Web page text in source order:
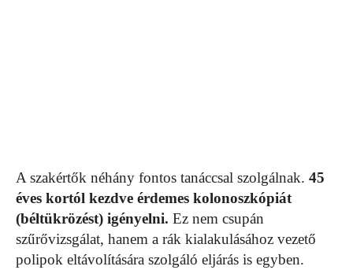
A szakértők néhány fontos tanáccsal szolgálnak. 45
éves kortól kezdve érdemes kolonoszkópiát
(béltükrözést) igényelni. Ez nem csupán
szűrővizsgálat, hanem a rák kialakulásához vezető
polipok eltávolítására szolgáló eljárás is egyben.